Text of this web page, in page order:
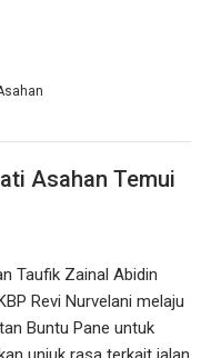
Asahan Temui
Taufik Zainal Abidin
Revi Nurvelani melaju
Buntu Pane untuk